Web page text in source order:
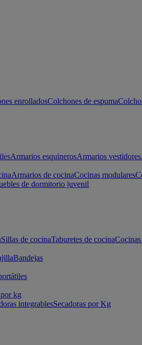
enrolladosColchones de espuma
Armarios esquinerosArmarios vestidores
Armarios de cocinaCocinas modulares
de dormitorio juvenil
Sillas de cocinaTaburetes de cocina
Bandejas
kg
integrablesSecadoras por Kg